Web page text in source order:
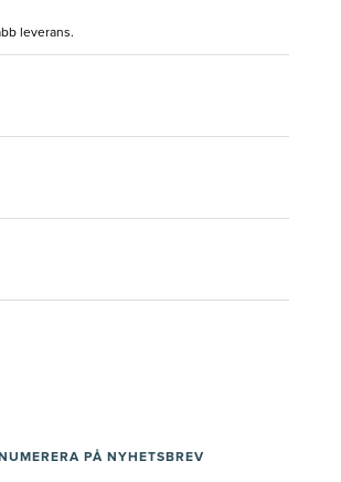
leverans.
PÅ NYHETSBREV